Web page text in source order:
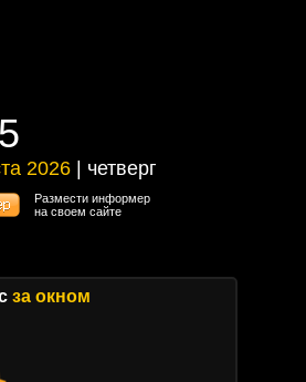
2026 | четверг
2026 | четверг
Размести информер
на своем сайте
за окном